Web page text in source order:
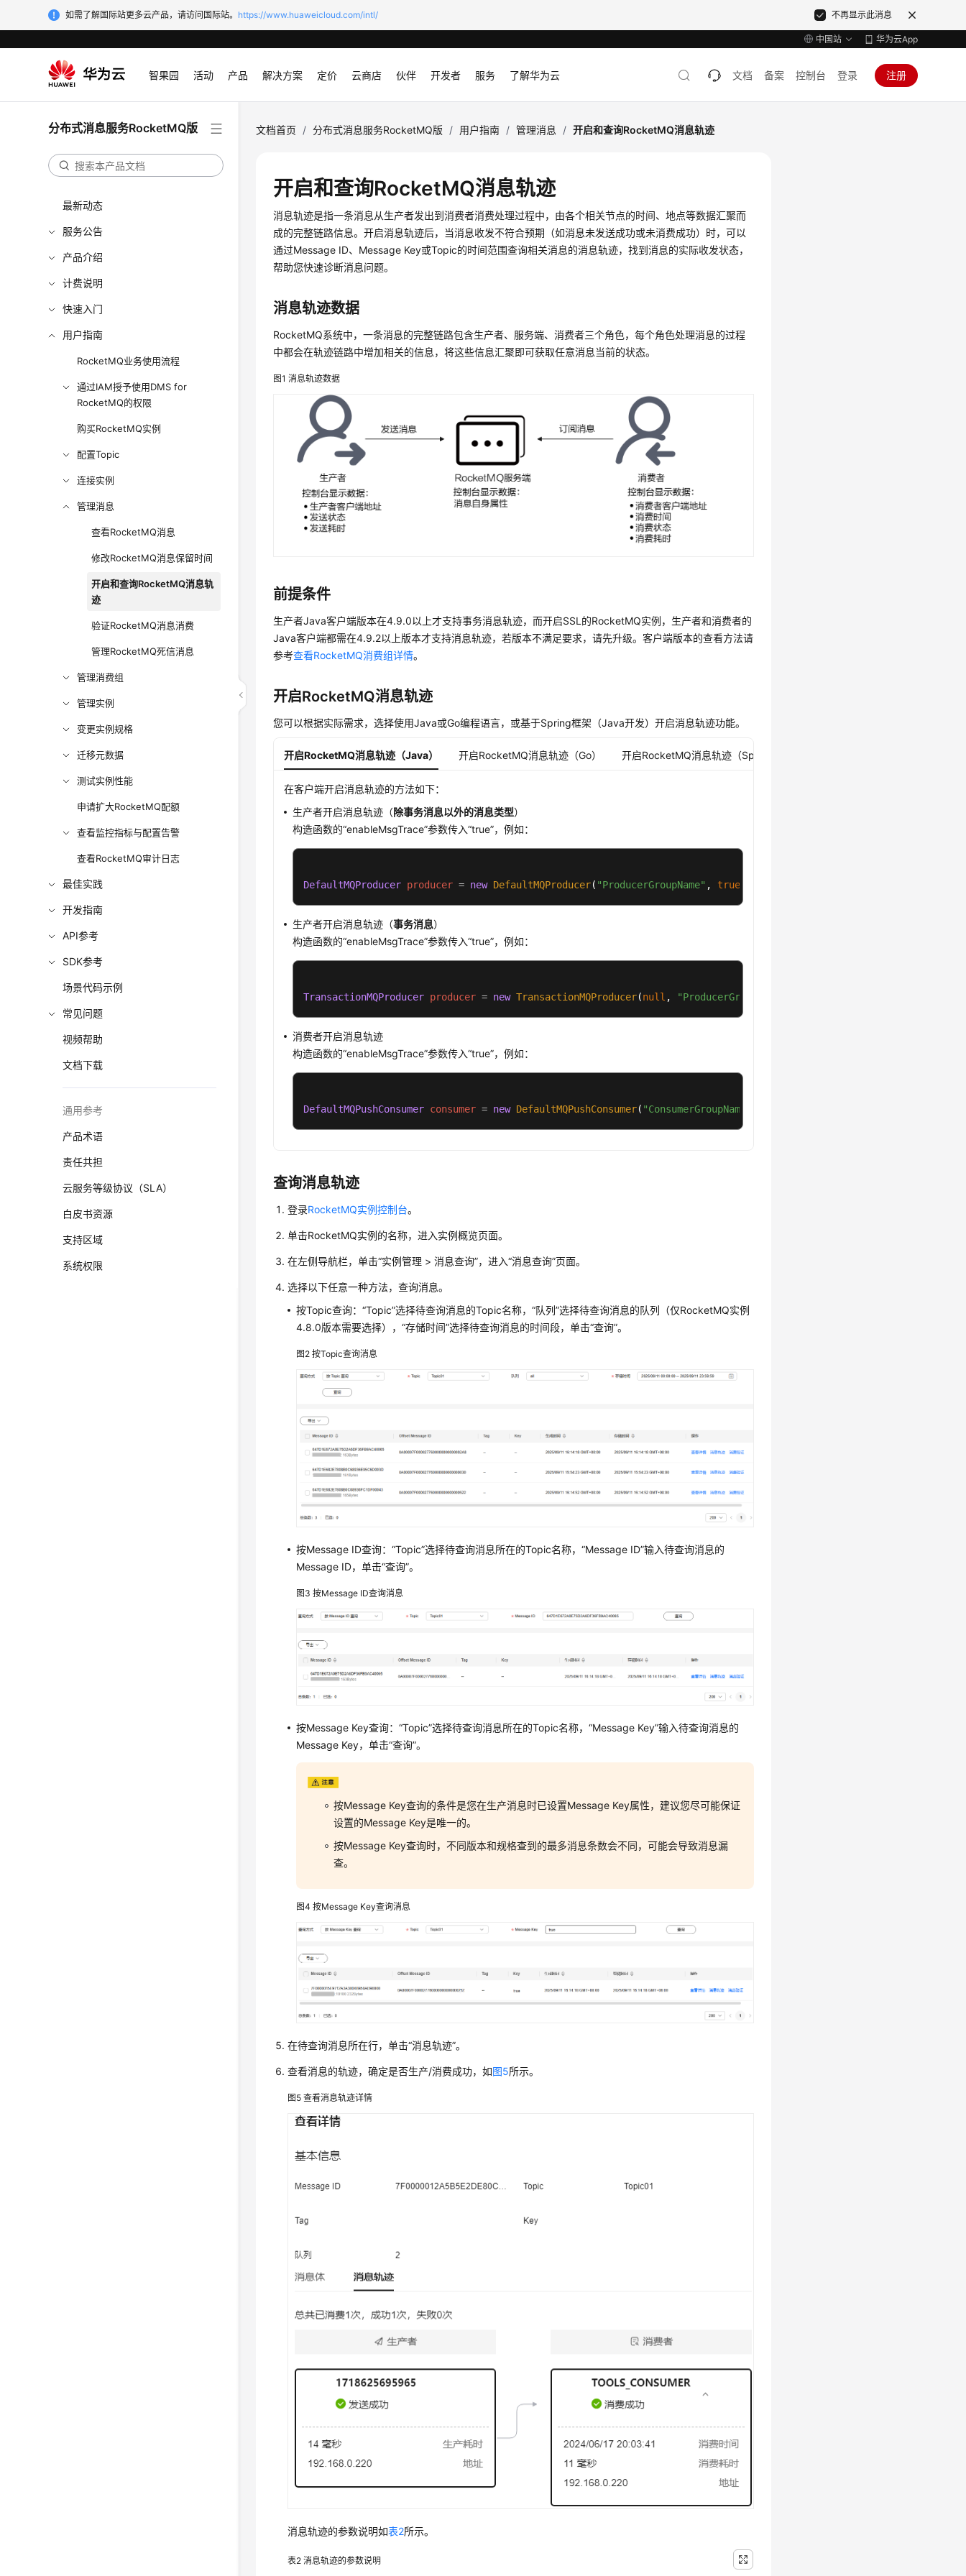
如需了解国际站更多云产品，请访问国际站。 https://www.huaweicloud.com/intl/ 不再显示此消息
中国站 华为云App
智果园 活动 产品 解决方案 定价 云商店 伙伴 开发者 服务 了解华为云 文档 备案 控制台 登录 注册
分布式消息服务RocketMQ版
最新动态
服务公告
产品介绍
计费说明
快速入门
用户指南
RocketMQ业务使用流程
通过IAM授予使用DMS for
RocketMQ的权限
购买RocketMQ实例
配置Topic
连接实例
管理消息
查看RocketMQ消息
修改RocketMQ消息保留时间
开启和查询RocketMQ消息轨
迹
验证RocketMQ消息消费
管理RocketMQ死信消息
管理消费组
管理实例
变更实例规格
迁移元数据
测试实例性能
申请扩大RocketMQ配额
查看监控指标与配置告警
查看RocketMQ审计日志
最佳实践
开发指南
API参考
SDK参考
场景代码示例
常见问题
视频帮助
文档下载
通用参考
产品术语
责任共担
云服务等级协议（SLA）
白皮书资源
支持区域
系统权限
文档首页 / 分布式消息服务RocketMQ版 / 用户指南 / 管理消息 / 开启和查询RocketMQ消息轨迹
开启和查询RocketMQ消息轨迹
消息轨迹是指一条消息从生产者发出到消费者消费处理过程中，由各个相关节点的时间、地点等数据汇聚而
成的完整链路信息。开启消息轨迹后，当消息收发不符合预期（如消息未发送成功或未消费成功）时，可以
通过Message ID、Message Key或Topic的时间范围查询相关消息的消息轨迹，找到消息的实际收发状态，
帮助您快速诊断消息问题。
消息轨迹数据
RocketMQ系统中，一条消息的完整链路包含生产者、服务端、消费者三个角色，每个角色处理消息的过程
中都会在轨迹链路中增加相关的信息，将这些信息汇聚即可获取任意消息当前的状态。
图1消息轨迹数据
前提条件
生产者Java客户端版本在4.9.0以上才支持事务消息轨迹，而开启SSL的RocketMQ实例，生产者和消费者的
Java客户端都需在4.9.2以上版本才支持消息轨迹，若版本不满足要求，请先升级。客户端版本的查看方法请
参考查看RocketMQ消费组详情。
开启RocketMQ消息轨迹
您可以根据实际需求，选择使用Java或Go编程语言，或基于Spring框架（Java开发）开启消息轨迹功能。
开启RocketMQ消息轨迹（Java） 开启RocketMQ消息轨迹（Go） 开启RocketMQ消息轨迹（Spring）
在客户端开启消息轨迹的方法如下：
生产者开启消息轨迹（除事务消息以外的消息类型）
构造函数的“enableMsgTrace”参数传入“true”，例如：
DefaultMQProducer producer = new DefaultMQProducer( "ProducerGroupName" , true
生产者开启消息轨迹（事务消息）
构造函数的“enableMsgTrace”参数传入“true”，例如：
TransactionMQProducer producer = new TransactionMQProducer(null , "ProducerGroupName"
消费者开启消息轨迹
构造函数的“enableMsgTrace”参数传入“true”，例如：
DefaultMQPushConsumer consumer = new DefaultMQPushConsumer( "ConsumerGroupName"
查询消息轨迹
登录RocketMQ实例控制台。
单击RocketMQ实例的名称，进入实例概览页面。
在左侧导航栏，单击“实例管理 > 消息查询”，进入“消息查询”页面。
选择以下任意一种方法，查询消息。
按Topic查询：“Topic”选择待查询消息的Topic名称，“队列”选择待查询消息的队列（仅RocketMQ实例
4.8.0版本需要选择），“存储时间”选择待查询消息的时间段，单击“查询”。
图2按Topic查询消息
按Message ID查询：“Topic”选择待查询消息所在的Topic名称，“Message ID”输入待查询消息的
Message ID，单击“查询”。
图3按Message ID查询消息
按Message Key查询：“Topic”选择待查询消息所在的Topic名称，“Message Key”输入待查询消息的
Message Key，单击“查询”。
按Message Key查询的条件是您在生产消息时已设置Message Key属性，建议您尽可能保证
设置的Message Key是唯一的。
按Message Key查询时，不同版本和规格查到的最多消息条数会不同，可能会导致消息漏
查。
图4按Message Key查询消息
在待查询消息所在行，单击“消息轨迹”。
查看消息的轨迹，确定是否生产/消费成功，如图5所示。
图5查看消息轨迹详情
消息轨迹的参数说明如表2所示。
表2消息轨迹的参数说明